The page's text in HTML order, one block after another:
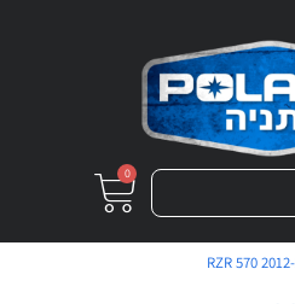
0
RZR 570